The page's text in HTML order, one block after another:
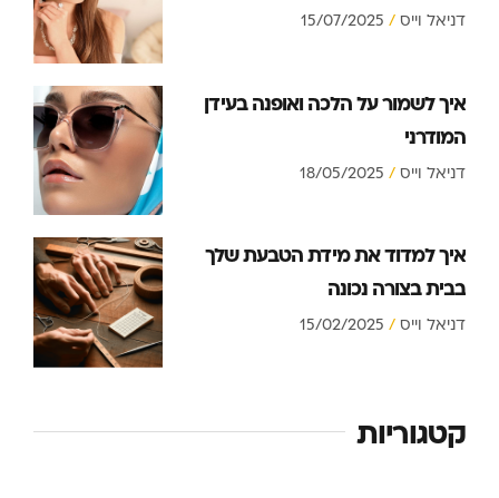
דניאל וייס
איך לשמור על הלכה ואופנה בעידן
המודרני
דניאל וייס
איך למדוד את מידת הטבעת שלך
בבית בצורה נכונה
דניאל וייס
קטגוריות